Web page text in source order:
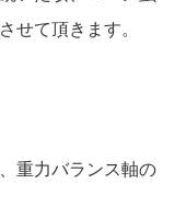
せて頂きます。
重力バランス軸の